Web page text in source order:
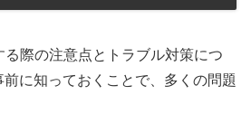
際の注意点とトラブル対策につ
に知っておくことで、多くの問題